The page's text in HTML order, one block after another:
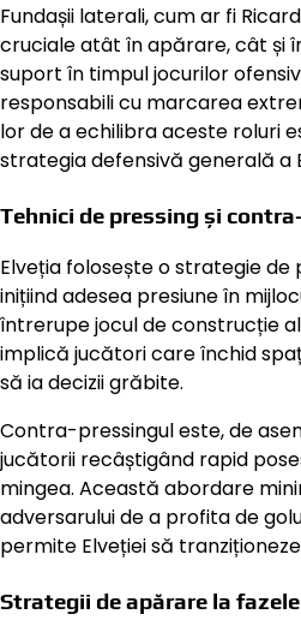
Fundașii laterali, cum ar fi
cruciale atât în apărare, cât și
suport în timpul jocurilor
responsabili cu marcarea
lor de a echilibra aceste roluri
strategia defensivă generală a
Tehnici de pressing și
Elveția folosește o strategie
inițiind adesea presiune în
întrerupe jocul de construcție
implică jucători care închid
să ia decizii grăbite.
Contra-pressingul este, de
jucătorii recâștigând rapid
mingea. Această abordare
adversarului de a profita de
permite Elveției să
Strategii de apărare la